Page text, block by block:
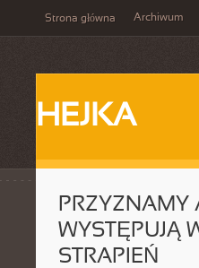
Strona główna Archiwum
HEJKA
PRZYZNAMY
WYSTĘPUJĄ
STRAPIEŃ